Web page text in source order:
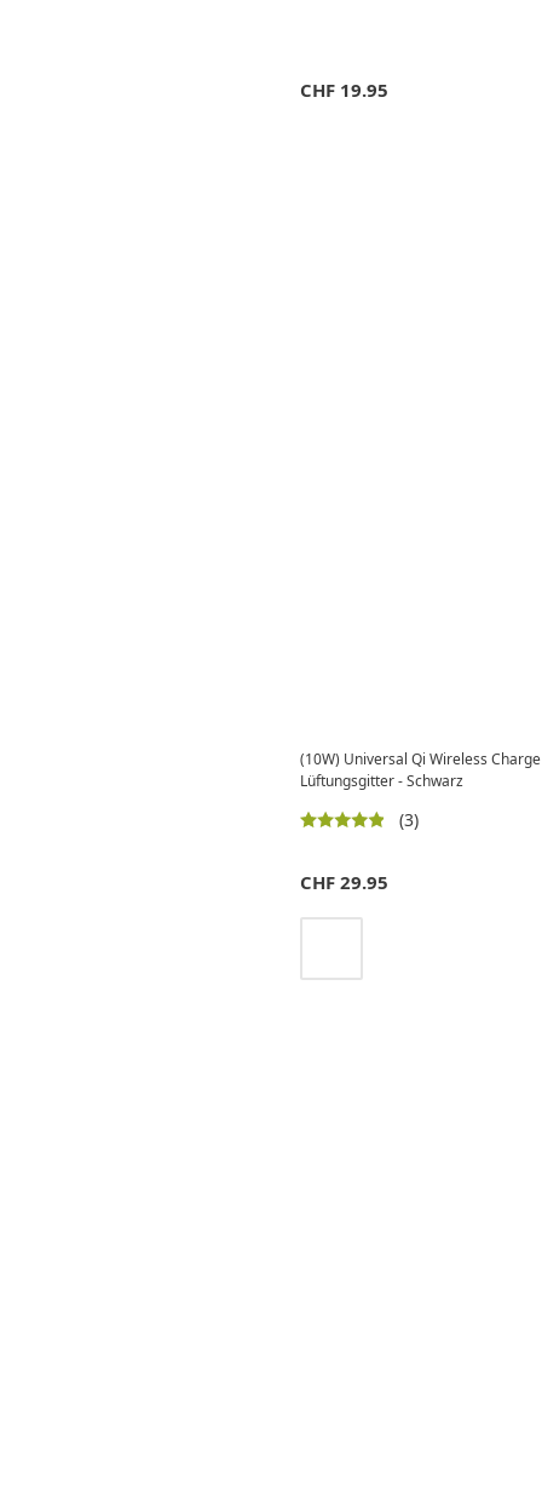
CHF 19.95
(10W) Universal Qi Wireless
Lüftungsgitter - Schwarz
(3)
CHF 29.95